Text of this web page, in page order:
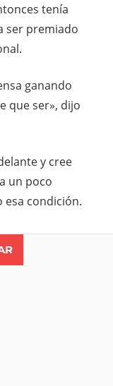
tenía
ser premiado
ganando
que ser», dijo
y cree
un poco
esa condición.